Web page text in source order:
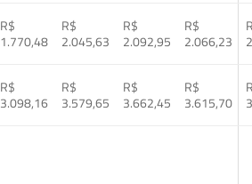
R$
1.770,48
R$
2.045,63
R$
2.092,95
R$
2.066,23
R$
3.098,16
R$
3.579,65
R$
3.662,45
R$
3.615,70